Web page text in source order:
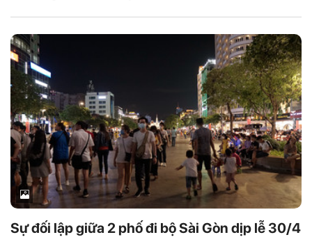
Sự đối lập giữa 2 phố đi bộ Sài Gòn dịp lễ 30/4